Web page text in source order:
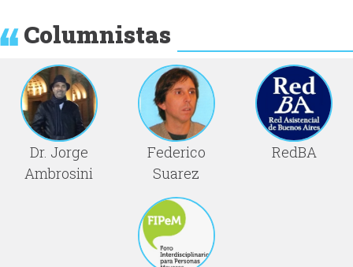
Columnistas
Dr. Jorge
Ambrosini
Federico
Suarez
RedBA